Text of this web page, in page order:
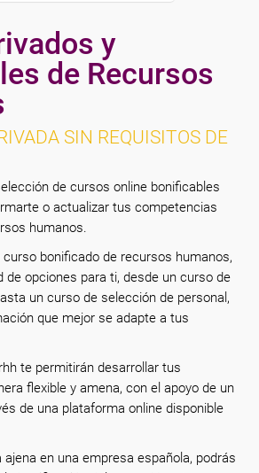
y
de Recursos
SIN REQUISITOS DE
de cursos online bonificables
o actualizar tus competencias
humanos.
bonificado de recursos humanos,
de opciones para ti, desde un curso de
un curso de selección de personal,
que mejor se adapte a tus
te permitirán desarrollar tus
flexible y amena, con el apoyo de un
de una plataforma online disponible
en una empresa española, podrás